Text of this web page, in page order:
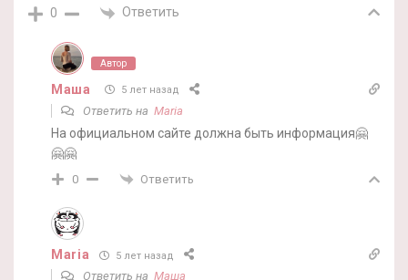
0 Ответить
Автор
Маша 5 лет назад
Ответить на Maria
На официальном сайте должна быть информация🤗
🤗🤗
0 Ответить
Maria 5 лет назад
Ответить на Маша